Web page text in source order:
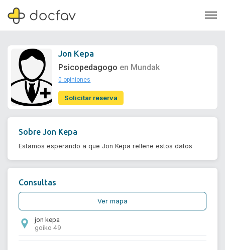
Soporte
Jon Kepa
Psicopedagogo en Mundak
0 opiniones
Solicitar reserva
SobreJon Kepa
Estamos esperando a que Jon Kepa rellene estos datos
Consultas
Ver mapa
jon kepa
goiko 49